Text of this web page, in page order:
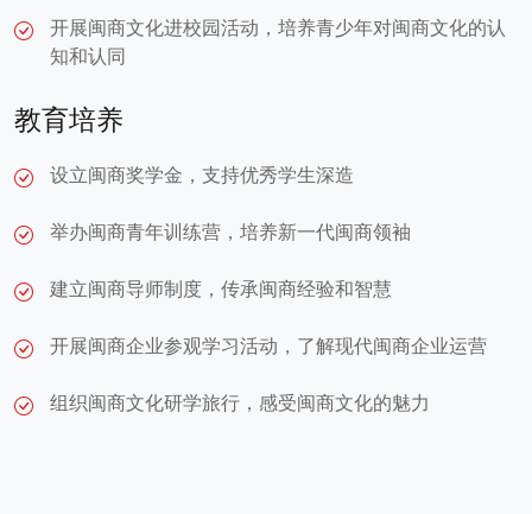
开展闽商文化进校园活动，培养青少年对闽商文化的认
知和认同
教育培养
设立闽商奖学金，支持优秀学生深造
举办闽商青年训练营，培养新一代闽商领袖
建立闽商导师制度，传承闽商经验和智慧
开展闽商企业参观学习活动，了解现代闽商企业运营
组织闽商文化研学旅行，感受闽商文化的魅力